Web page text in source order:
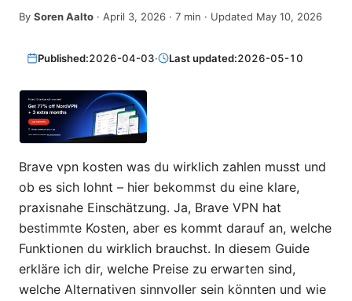
By Soren Aalto · April 3, 2026 · 7 min · Updated May 10, 2026
Published:2026-04-03· Last updated:2026-05-10
Brave vpn kosten was du wirklich zahlen musst und
ob es sich lohnt – hier bekommst du eine klare,
praxisnahe Einschätzung. Ja, Brave VPN hat
bestimmte Kosten, aber es kommt darauf an, welche
Funktionen du wirklich brauchst. In diesem Guide
erkläre ich dir, welche Preise zu erwarten sind,
welche Alternativen sinnvoller sein könnten und wie